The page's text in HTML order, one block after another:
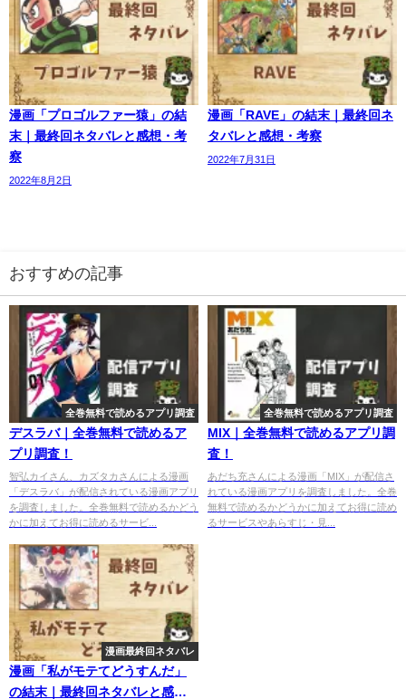
漫画「プロゴルファー猿」の結
末｜最終回ネタバレと感想・考
察
2022年8月2日
漫画「RAVE」の結末｜最終回ネ
タバレと感想・考察
2022年7月31日
おすすめの記事
全巻無料で読めるアプリ調査
デスラバ｜全巻無料で読めるア
プリ調査！
智弘カイさん、カズタカさんによる漫画
「デスラバ」が配信されている漫画アプリ
を調査しました。全巻無料で読めるかどう
かに加えてお得に読めるサービ...
全巻無料で読めるアプリ調査
MIX｜全巻無料で読めるアプリ調
査！
あだち充さんによる漫画「MIX」が配信さ
れている漫画アプリを調査しました。全巻
無料で読めるかどうかに加えてお得に読め
るサービスやあらすじ・見...
漫画最終回ネタバレ
漫画「私がモテてどうすんだ」
の結末｜最終回ネタバレと感